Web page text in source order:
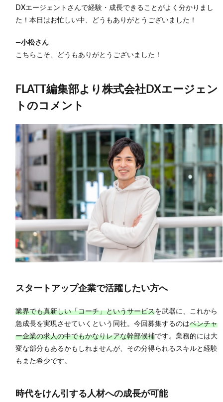
DXエージェントさんで経験・成長できることがよく分かりまし
た！本日はお忙しい中、どうもありがとうございました！
―小松さん
こちらこそ、どうもありがとうございました！
FLATT編集部より株式会社DXエージェン
トのコメント
スタートアップ企業で活躍したい方へ
業界でも真新しい「コーチ」というサービスを武器に、これから
急成長を実現させていくという同社。今回募集するのはベンチャ
ー企業の求人の中でもかなりレアな幹部候補です。業務的には大
変な部分もあるかもしれませんが、その分得られるスキルと経験
もまた希少です。
時代をけん引する人材への成長が可能